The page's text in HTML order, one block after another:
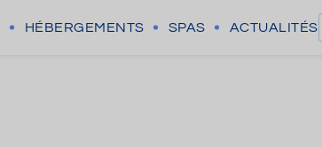
HÉBERGEMENTS SPAS ACTUALITÉS